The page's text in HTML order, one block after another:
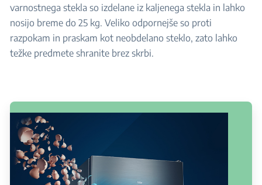
varnostnega stekla so izdelane iz kaljenega stekla in lahko
nosijo breme do 25 kg. Veliko odpornejše so proti
razpokam in praskam kot neobdelano steklo, zato lahko
težke predmete shranite brez skrbi.